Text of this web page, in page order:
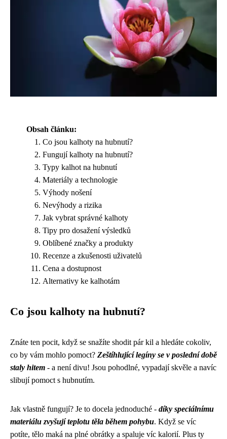
Obsah článku:
Co jsou kalhoty na hubnutí?
Fungují kalhoty na hubnutí?
Typy kalhot na hubnutí
Materiály a technologie
Výhody nošení
Nevýhody a rizika
Jak vybrat správné kalhoty
Tipy pro dosažení výsledků
Oblíbené značky a produkty
Recenze a zkušenosti uživatelů
Cena a dostupnost
Alternativy ke kalhotám
Co jsou kalhoty na hubnutí?
Znáte ten pocit, když se snažíte shodit pár kil a hledáte cokoliv,
co by vám mohlo pomoct? Zeštíhlující legíny se v poslední době
staly hitem - a není divu! Jsou pohodlné, vypadají skvěle a navíc
slibují pomoct s hubnutím.
Jak vlastně fungují? Je to docela jednoduché - díky speciálnímu
materiálu zvyšují teplotu těla během pohybu. Když se víc
potíte, tělo maká na plné obrátky a spaluje víc kalorií. Plus ty